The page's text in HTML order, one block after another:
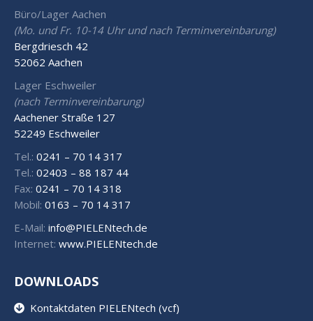
Büro/Lager Aachen
(Mo. und Fr. 10-14 Uhr und nach Terminvereinbarung)
Bergdriesch 42
52062 Aachen
Lager Eschweiler
(nach Terminvereinbarung)
Aachener Straße 127
52249 Eschweiler
Tel.: 0241 – 70 14 317
Tel.: 02403 – 88 187 44
Fax: 0241 – 70 14 318
Mobil: 0163 – 70 14 317
E-Mail: info@PIELENtech.de
Internet: www.PIELENtech.de
DOWNLOADS
Kontaktdaten PIELENtech (vcf)